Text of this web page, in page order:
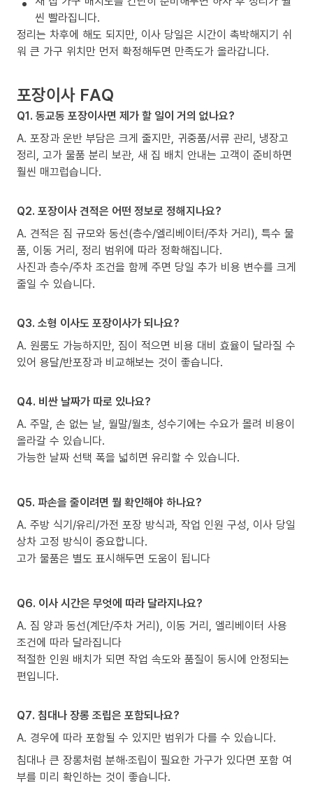
씬 빨라집니다.
정리는 차후에 해도 되지만, 이사 당일은 시간이 촉박해지기 쉬
워 큰 가구 위치만 먼저 확정해두면 만족도가 올라갑니다.
포장이사 FAQ
Q1. 동교동 포장이사면 제가 할 일이 거의 없나요?
A. 포장과 운반 부담은 크게 줄지만, 귀중품/서류 관리, 냉장고
정리, 고가 물품 분리 보관, 새 집 배치 안내는 고객이 준비하면
훨씬 매끄럽습니다.
Q2. 포장이사 견적은 어떤 정보로 정해지나요?
A. 견적은 짐 규모와 동선(층수/엘리베이터/주차 거리), 특수 물
품, 이동 거리, 정리 범위에 따라 정확해집니다.
사진과 층수/주차 조건을 함께 주면 당일 추가 비용 변수를 크게
줄일 수 있습니다.
Q3. 소형 이사도 포장이사가 되나요?
A. 원룸도 가능하지만, 짐이 적으면 비용 대비 효율이 달라질 수
있어 용달/반포장과 비교해보는 것이 좋습니다.
Q4. 비싼 날짜가 따로 있나요?
A. 주말, 손 없는 날, 월말/월초, 성수기에는 수요가 몰려 비용이
올라갈 수 있습니다.
가능한 날짜 선택 폭을 넓히면 유리할 수 있습니다.
Q5. 파손을 줄이려면 뭘 확인해야 하나요?
A. 주방 식기/유리/가전 포장 방식과, 작업 인원 구성, 이사 당일
상차 고정 방식이 중요합니다.
고가 물품은 별도 표시해두면 도움이 됩니다
Q6. 이사 시간은 무엇에 따라 달라지나요?
A. 짐 양과 동선(계단/주차 거리), 이동 거리, 엘리베이터 사용
조건에 따라 달라집니다
적절한 인원 배치가 되면 작업 속도와 품질이 동시에 안정되는
편입니다.
Q7. 침대나 장롱 조립은 포함되나요?
A. 경우에 따라 포함될 수 있지만 범위가 다를 수 있습니다.
침대나 큰 장롱처럼 분해·조립이 필요한 가구가 있다면 포함 여
부를 미리 확인하는 것이 좋습니다.